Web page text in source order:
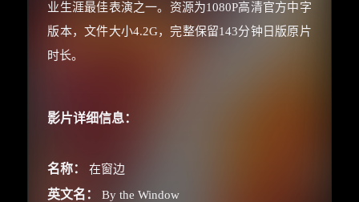
业生涯最佳表演之一。资源为1080P高清官方中字
版本，文件大小4.2G，完整保留143分钟日版原片
时长。
影片详细信息：
名称： 在窗边
英文名： By the Window